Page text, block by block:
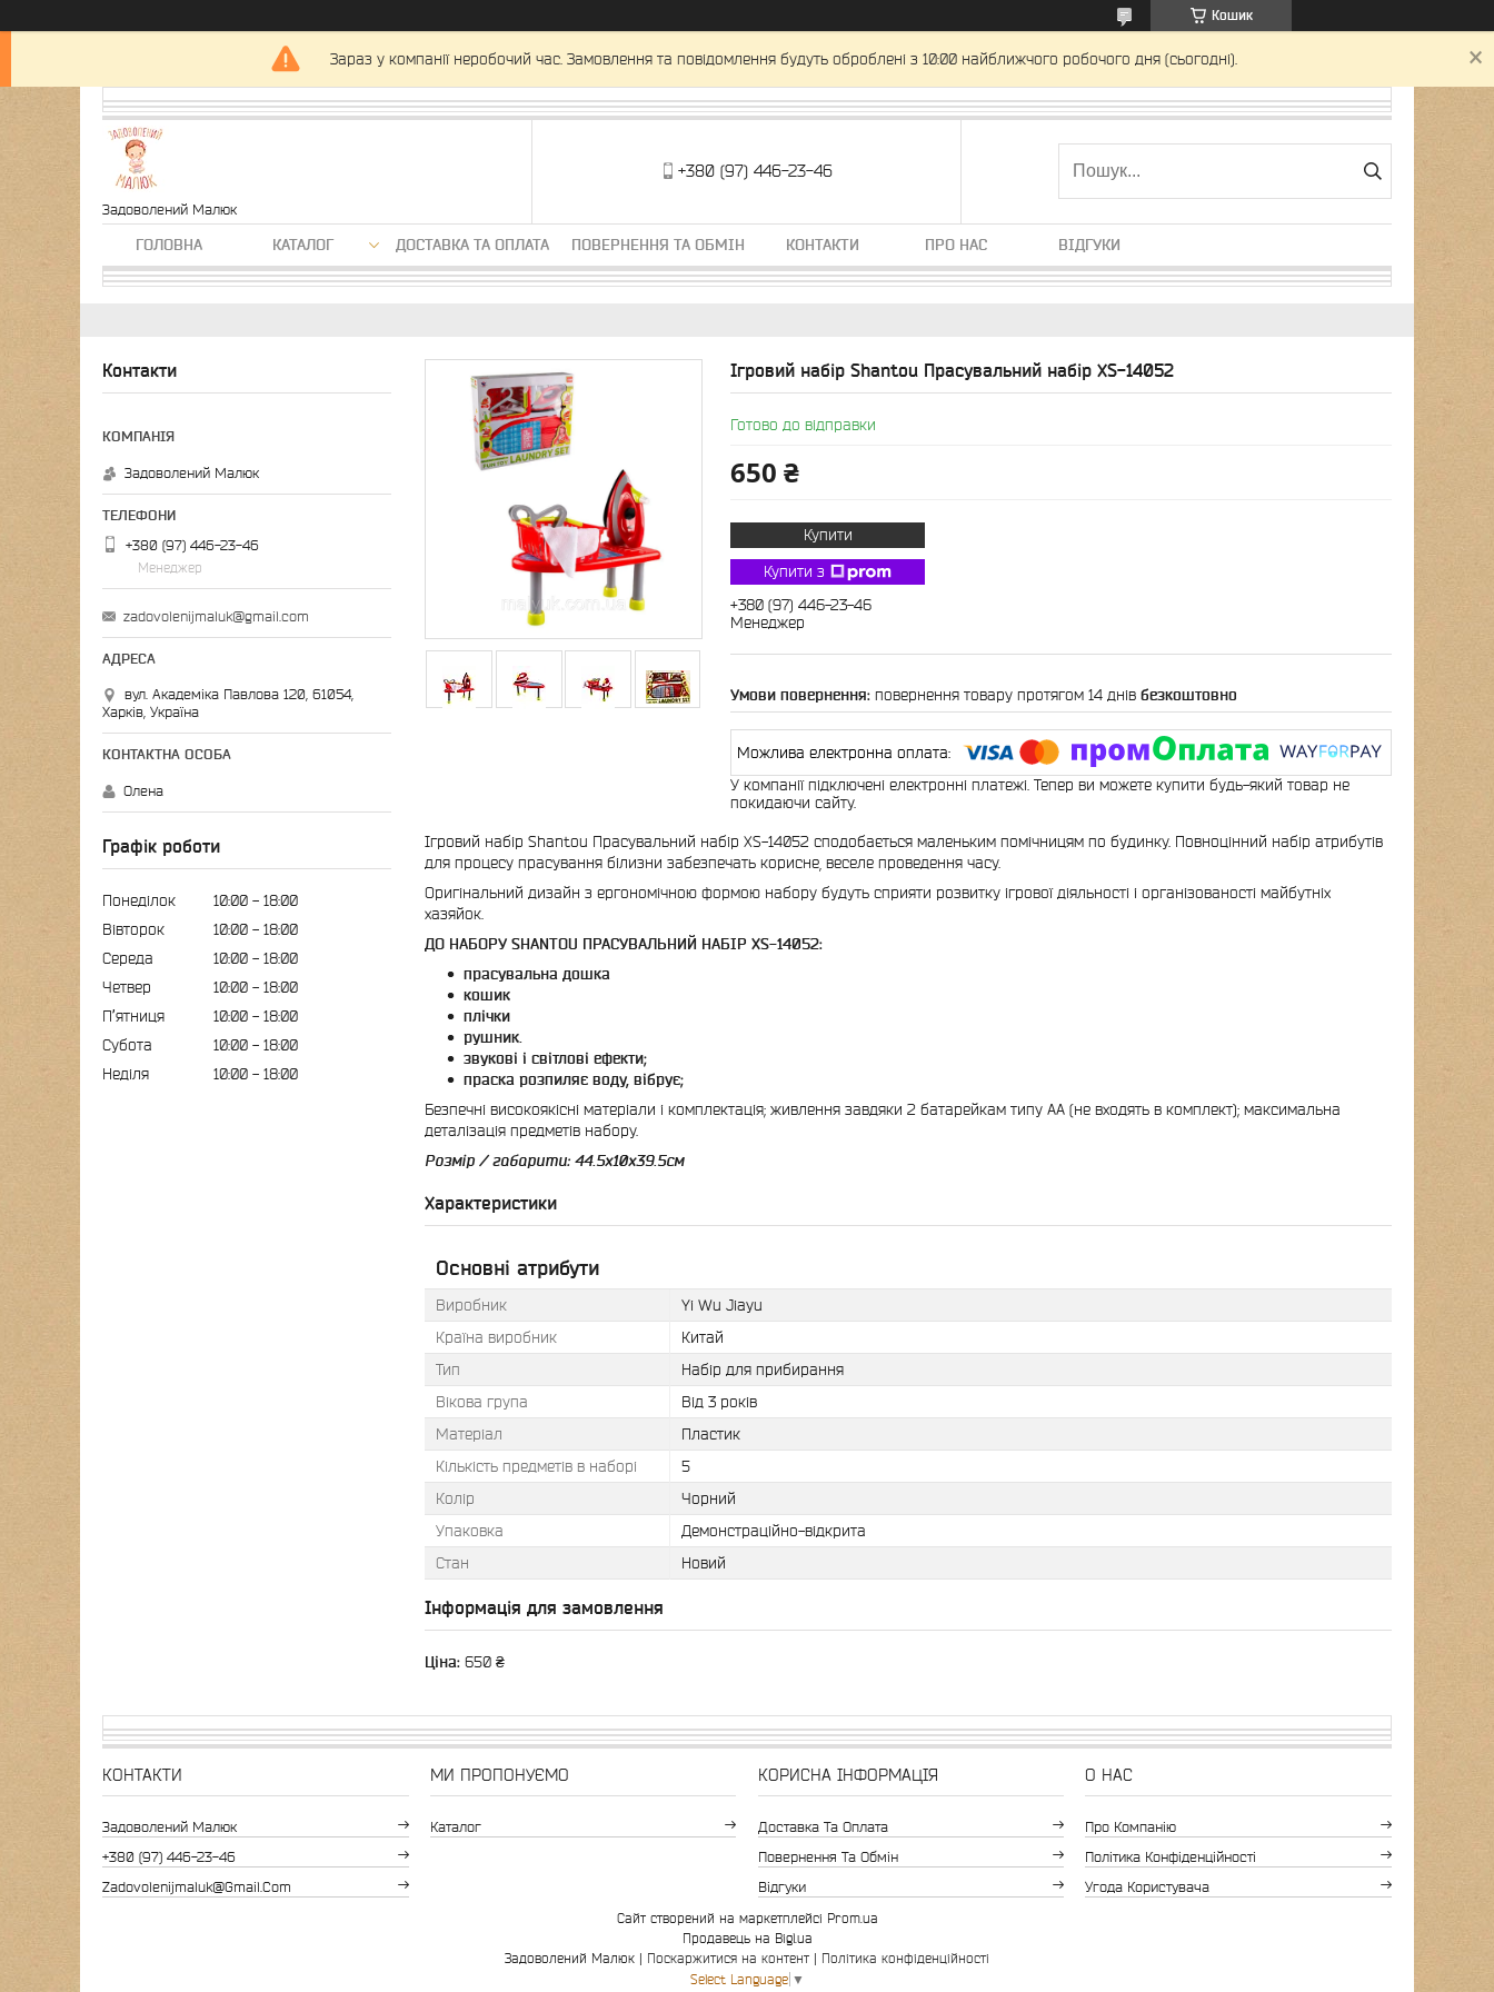
Кошик
Зараз у компанії неробочий час. Замовлення та повідомлення будуть оброблені з 10:00 найближчого робочого дня (сьогодні).
Задоволений Малюк
+380 (97) 446-23-46
ГОЛОВНА КАТАЛОГ ДОСТАВКА ТА ОПЛАТА ПОВЕРНЕННЯ ТА ОБМІН КОНТАКТИ ПРО НАС ВІДГУКИ
Ігровий набір Shantou Прасувальний набір XS-14052
Готово до відправки
650 ₴
Купити
Купити з
+380 (97) 446-23-46
Менеджер
повернення товару протягом 14 днів безкоштовно
У компанії підключені електронні платежі. Тепер ви можете купити будь-який товар не
покидаючи сайту.
Ігровий набір Shantou Прасувальний набір XS-14052 сподобається маленьким помічницям по будинку. Повноцінний набір атрибутів
для процесу прасування білизни забезпечать корисне, веселе проведення часу.
Оригінальний дизайн з ергономічною формою набору будуть сприяти розвитку ігрової діяльності і організованості майбутніх
хазяйок.
ДО НАБОРУ SHANTOU ПРАСУВАЛЬНИЙ НАБІР XS-14052:
прасувальна дошка
кошик
плічки
рушник.
звукові і світлові ефекти;
праска розпиляє воду, вібрує;
Безпечні високоякісні матеріали і комплектація; живлення завдяки 2 батарейкам типу АА (не входять в комплект); максимальна
деталізація предметів набору.
Розмір / габарити: 44.5х10х39.5см
Характеристики
Основні атрибути
Виробник
Yi Wu Jiayu
Країна виробник
Китай
Тип
Набір для прибирання
Вікова група
Від 3 років
Матеріал
Пластик
Кількість предметів в наборі
5
Колір
Чорний
Упаковка
Демонстраційно-відкрита
Стан
Новий
Інформація для замовлення
Ціна: 650 ₴
Контакти
Задоволений Малюк
+380 (97) 446-23-46
Менеджер
zadovolenijmaluk@gmail.com
вул. Академіка Павлова 120, 61054,
Харків, Україна
Олена
Графік роботи
Понеділок 10:00
18:00
Вівторок
10:00
18:00
Середа
10:00
18:00
Четвер
10:00
18:00
Пʼятниця
10:00
18:00
Субота
10:00
18:00
Неділя
10:00 18:00
КОНТАКТИ
Задоволений Малюк
+380 (97) 446-23-46
Zadovolenijmaluk@gmail.com
МИ ПРОПОНУЄМО
Каталог
КОРИСНА ІНФОРМАЦІЯ
Доставка Та Оплата
Повернення Та Обмін
Відгуки
О НАС
Про Компанію
Політика Конфіденційності
Угода Користувача
Сайт створений на маркетплейсі Prom.ua
Продавець на Bigl.ua
Задоволений Малюк | Поскаржитися на контент | Політика конфіденційності
Select Language ▼